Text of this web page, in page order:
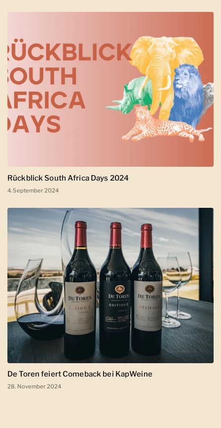
Rückblick South Africa Days 2024
4. September 2024
De Toren feiert Comeback bei KapWeine
28. November 2024